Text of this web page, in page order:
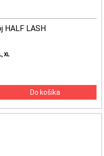
HALF LASH
XL